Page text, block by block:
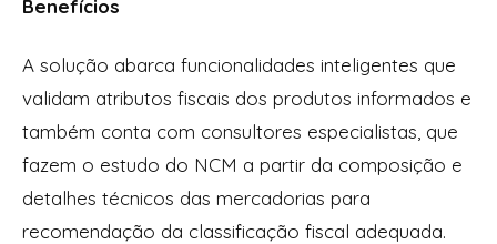
Benefícios
A solução abarca funcionalidades inteligentes que
validam atributos fiscais dos produtos informados e
também conta com consultores especialistas, que
fazem o estudo do NCM a partir da composição e
detalhes técnicos das mercadorias para
recomendação da classificação fiscal adequada.